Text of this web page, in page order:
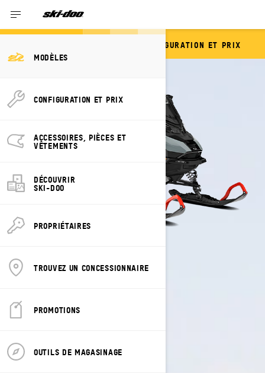
MODÈLES
CONFIGURATION ET PRIX
ACCESSOIRES, PIÈCES ET
VÊTEMENTS
DÉCOUVRIR
SKI-DOO
PROPRIÉTAIRES
TROUVEZ UN CONCESSIONNAIRE
PROMOTIONS
OUTILS DE MAGASINAGE
CONFIGURATION ET PRIX